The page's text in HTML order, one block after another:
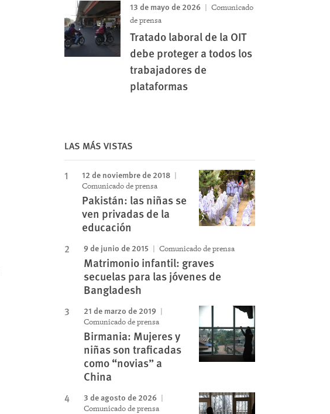
13 de mayo de 2026
Comunicado
de prensa
Tratado laboral de la OIT
debe proteger a todos los
trabajadores de
plataformas
LAS MÁS VISTAS
12 de noviembre de 2018
Comunicado de prensa
Pakistán: las niñas se
ven privadas de la
educación
9 de junio de 2015 Comunicado de prensa
Matrimonio infantil: graves
secuelas para las jóvenes de
Bangladesh
21 de marzo de 2019
Comunicado de prensa
Birmania: Mujeres y
niñas son traficadas
como “novias” a
China
3 de agosto de 2026
Comunicado de prensa